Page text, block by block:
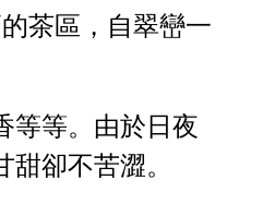
茶區，自翠巒一
等等。由於日夜
卻不苦澀。